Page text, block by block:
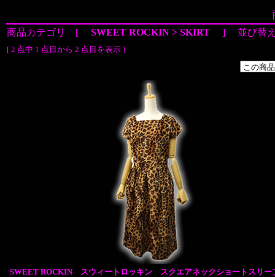
商品カテゴリ [ SWEET ROCKIN > SKIRT ] 並び
[ 2 点中 1 点目から 2 点目を表示 ]
SWEET ROCKIN スウィートロッキン スクエアネックショートスリー